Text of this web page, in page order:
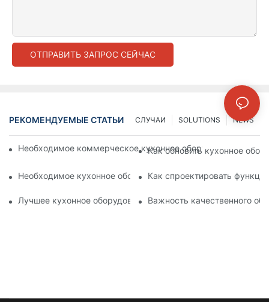
ОТПРАВИТЬ ЗАПРОС СЕЙЧАС
РЕКОМЕНДУЕМЫЕ СТАТЬИ NEWS
SOLUTIONS
СЛУЧАИ
Необходимое коммерческое кухонное оборудование для
Как обновить кухонное
Необходимое кухонное оборудование для больничных
Как спроектировать
Лучшее кухонное оборудование для больничных кухонь
Важность качественного